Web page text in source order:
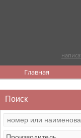
Главная
Поиск